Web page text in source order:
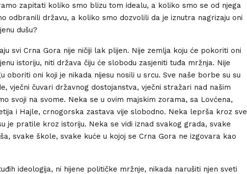
zapitati koliko smo blizu tom idealu, a koliko smo se od njega
odbranili državu, a koliko smo dozvolili da je iznutra nagrizaju oni
dušu?
svi Crna Gora nije ničiji lak plijen. Nije zemlja koju će pokoriti oni
istoriju, niti država čiju će slobodu zasjeniti tuđa mržnja. Nije
oboriti oni koji je nikada nijesu nosili u srcu. Sve naše borbe su su
vječni čuvari državnog dostojanstva, vječni stražari nad našim
svoji na svome. Neka se u ovim majskim zorama, sa Lovćena,
i Hajle, crnogorska zastava vije slobodno. Neka leprša kroz sve
je pratile kroz istoriju. Neka se vidi iznad svakog grada, svake
svake škole, svake kuće u kojoj se Crna Gora ne izgovara kao
ideologija, ni hijene političke mržnje, nikada narušiti njen sveti